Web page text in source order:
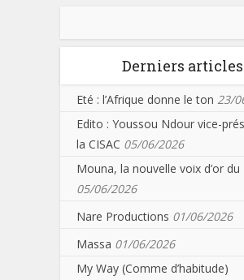
Derniers articles
Eté : l’Afrique donne le ton 23/
Edito : Youssou Ndour vice-
la CISAC 05/06/2026
Mouna, la nouvelle voix d’or du
05/06/2026
Nare Productions 01/06/2026
Massa 01/06/2026
My Way (Comme d’habitude)